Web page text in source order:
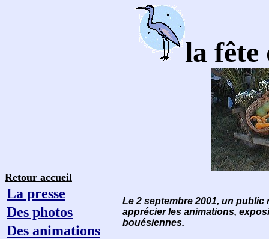
la fête
Retour accueil
La presse
Le 2 septembre 2001, un
apprécier les animations,
bouésiennes.
Des photos
Des animations